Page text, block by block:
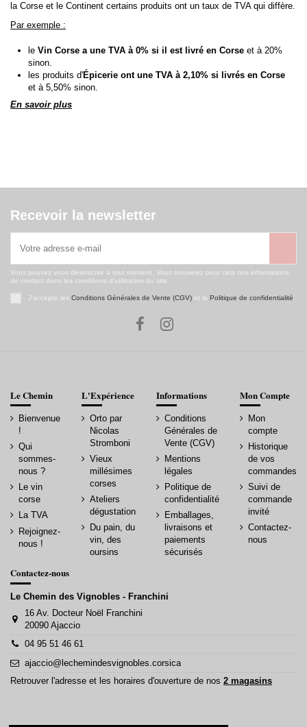
la Corse et le Continent certains produits ont un taux de TVA qui diffère.
Par exemple :
le Vin Corse a une TVA à 0% si il est livré en Corse et à 20%
sinon.
les produits d'Épicerie ont une TVA à 2,10% si livrés en Corse
et à 5,50% sinon.
En savoir plus
Recevoir la newsletter
Vous pouvez vous désinscrire à tout moment. Vous trouverez pour cela nos informations
de contact dans les conditions d'utilisation du site.
J'accepte les Conditions Générales de Vente (CGV)et la Politique de confidentialité
Le Chemin
Bienvenue
!
Qui
sommes-
nous ?
Le vin
corse
La TVA
Rejoignez-
nous !
L'Expérience
Orto par
Nicolas
Stromboni
Vieux
millésimes
corses
Ateliers
dégustation
Du pain, du
vin, des
oursins
Informations
Conditions
Générales de
Vente (CGV)
Mentions
légales
Politique de
confidentialité
Emballages,
livraisons et
paiements
sécurisés
Mon Compte
Mon
compte
Historique
de vos
commandes
Suivi de
commande
invité
Contactez-
nous
Contactez-nous
Le Chemin des Vignobles - Franchini
16 Av. Docteur Noël Franchini
20090 Ajaccio
04 95 51 46 61
ajaccio@lechemindesvignobles.corsica
Retrouver l'adresse et les horaires d'ouverture de nos 2 magasins